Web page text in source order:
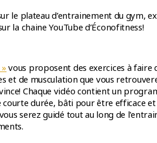
le plateau d’entrainement du gym,
la chaine YouTube d’Éconofitness!
vous proposent des exercices à faire
et de musculation que vous
Chaque vidéo contient un
durée, bâti pour être efficace et
serez guidé tout au long de